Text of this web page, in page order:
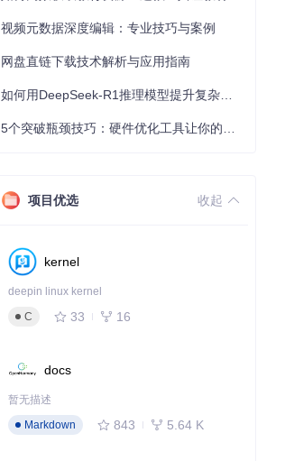
视频元数据深度编辑：专业技巧与案例
网盘直链下载技术解析与应用指南
项目优选 收起
kernel
deepin linux kernel
C
33 16
docs
暂无描述
Markdown
843 5.64 K